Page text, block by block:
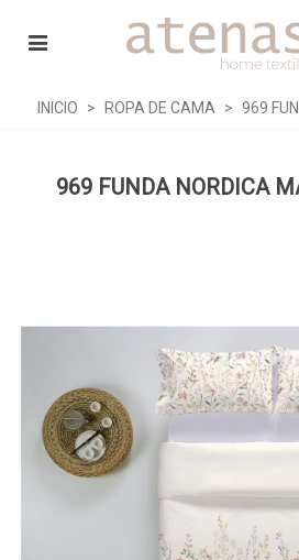
INICIO > ROPA DE CAMA > 969
969 FUNDA NORDICA